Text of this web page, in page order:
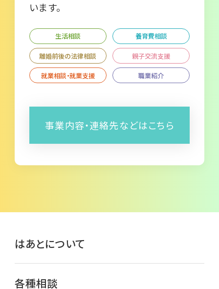
います。
生活相談 養育費相談
離婚前後の法律相談 親子交流支援
就業相談・就業支援 職業紹介
事業内容・連絡先などはこちら
はあとについて
各種相談